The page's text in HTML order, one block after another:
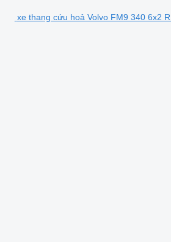
xe thang cứu hoả Volvo FM9 340 6x2